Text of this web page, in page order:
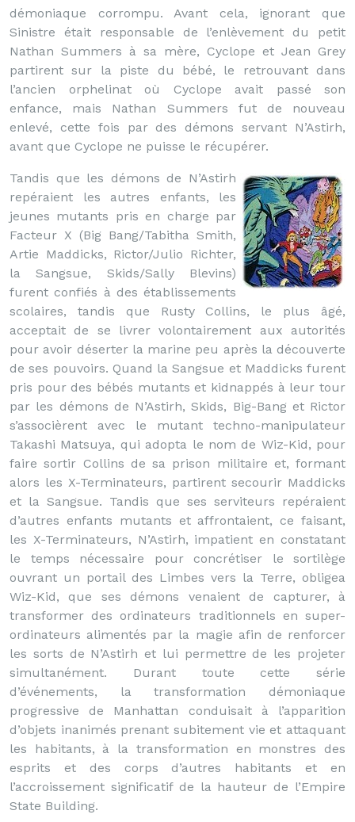
démoniaque corrompu. Avant cela, ignorant que
Sinistre était responsable de l’enlèvement du petit
Nathan Summers à sa mère, Cyclope et Jean Grey
partirent sur la piste du bébé, le retrouvant dans
l’ancien orphelinat où Cyclope avait passé son
enfance, mais Nathan Summers fut de nouveau
enlevé, cette fois par des démons servant N’Astirh,
avant que Cyclope ne puisse le récupérer.
Tandis que les démons de N’Astirh
repéraient les autres enfants, les
jeunes mutants pris en charge par
Facteur X (Big Bang/Tabitha Smith,
Artie Maddicks, Rictor/Julio Richter,
la Sangsue, Skids/Sally Blevins)
furent confiés à des établissements
scolaires, tandis que Rusty Collins, le plus âgé,
acceptait de se livrer volontairement aux autorités
pour avoir déserter la marine peu après la découverte
de ses pouvoirs. Quand la Sangsue et Maddicks furent
pris pour des bébés mutants et kidnappés à leur tour
par les démons de N’Astirh, Skids, Big-Bang et Rictor
s’associèrent avec le mutant techno-manipulateur
Takashi Matsuya, qui adopta le nom de Wiz-Kid, pour
faire sortir Collins de sa prison militaire et, formant
alors les X-Terminateurs, partirent secourir Maddicks
et la Sangsue. Tandis que ses serviteurs repéraient
d’autres enfants mutants et affrontaient, ce faisant,
les X-Terminateurs, N’Astirh, impatient en constatant
le temps nécessaire pour concrétiser le sortilège
ouvrant un portail des Limbes vers la Terre, obligea
Wiz-Kid, que ses démons venaient de capturer, à
transformer des ordinateurs traditionnels en super-
ordinateurs alimentés par la magie afin de renforcer
les sorts de N’Astirh et lui permettre de les projeter
simultanément. Durant toute cette série
d’événements, la transformation démoniaque
progressive de Manhattan conduisait à l’apparition
d’objets inanimés prenant subitement vie et attaquant
les habitants, à la transformation en monstres des
esprits et des corps d’autres habitants et en
l’accroissement significatif de la hauteur de l’Empire
State Building.